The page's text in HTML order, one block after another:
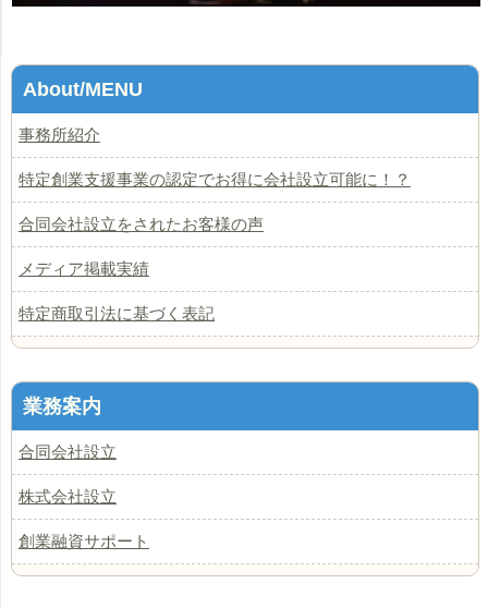
About/MENU
事務所紹介
特定創業支援事業の認定でお得に会社設立可能に！？
合同会社設立をされたお客様の声
メディア掲載実績
特定商取引法に基づく表記
業務案内
合同会社設立
株式会社設立
創業融資サポート